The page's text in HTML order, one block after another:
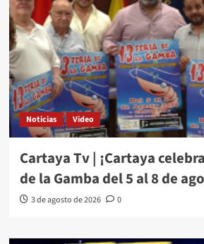
Noticias Video
Cartaya Tv | ¡Cartaya
de la Gamba del 5 al 8 de
3 de agosto de 2026 0